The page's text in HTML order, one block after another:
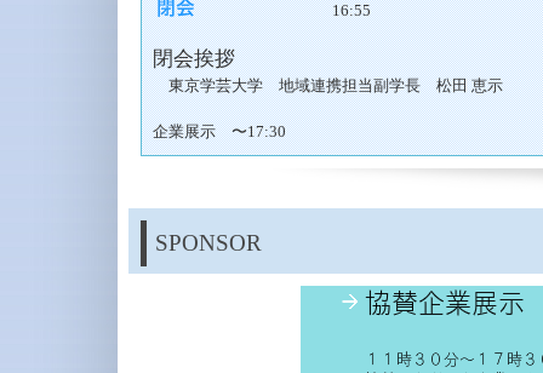
16:55
閉会挨拶
東京学芸大学 地域連携担当副学長 松田 恵示
企業展示 〜17:30
SPONSOR